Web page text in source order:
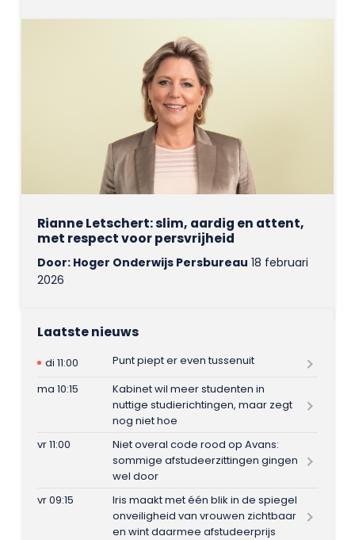
Rianne Letschert: slim, aardig en attent,
met respect voor persvrijheid
Door: Hoger Onderwijs Persbureau 18 februari
2026
Laatste nieuws
di 11:00
Punt piept er even tussenuit
ma 10:15
Kabinet wil meer studenten in
nuttige studierichtingen, maar zegt
nog niet hoe
vr 11:00
Niet overal code rood op Avans:
sommige afstudeerzittingen gingen
wel door
vr 09:15
Iris maakt met één blik in de spiegel
onveiligheid van vrouwen zichtbaar
en wint daarmee afstudeerprijs